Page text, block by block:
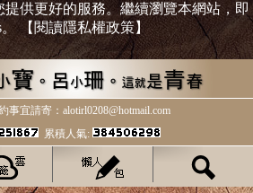
提供更好的服務。繼續瀏覽本網站，即
。 【閱讀隱私權政策】
事宜請寄：alotirl0208@hotmail.com
累積人氣: